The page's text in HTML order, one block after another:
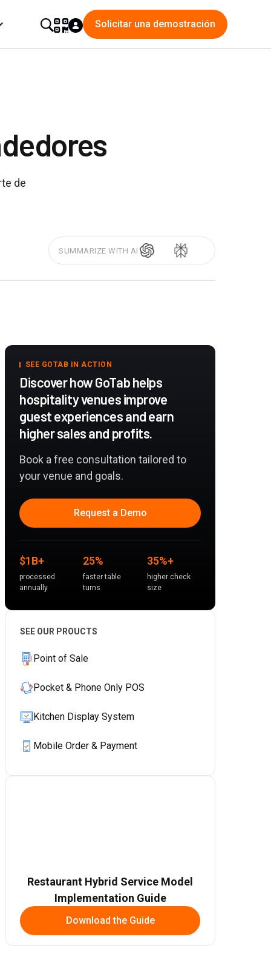
Solicitar una demostración
de
SUMMARIZE WITH AI
SEE GOTAB IN ACTION
Discover how GoTab helps
hospitality venues improve
guest experiences and earn
higher sales and profits.
Book a free consultation tailored to
your venue and goals.
Request a Demo
$1B+
processed
annually
25%
faster table
turns
35%+
higher check
size
SEE OUR PROUCTS
Point of Sale
Pocket & Phone Only POS
Kitchen Display System
Mobile Order & Payment
Restaurant Hybrid Service Model
Implementation Guide
Download the Guide